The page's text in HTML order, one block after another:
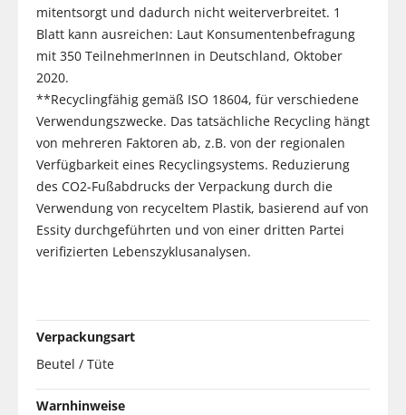
mitentsorgt und dadurch nicht weiterverbreitet. 1
Blatt kann ausreichen: Laut Konsumentenbefragung
mit 350 TeilnehmerInnen in Deutschland, Oktober
2020.
**Recyclingfähig gemäß ISO 18604, für verschiedene
Verwendungszwecke. Das tatsächliche Recycling hängt
von mehreren Faktoren ab, z.B. von der regionalen
Verfügbarkeit eines Recyclingsystems. Reduzierung
des CO2-Fußabdrucks der Verpackung durch die
Verwendung von recyceltem Plastik, basierend auf von
Essity durchgeführten und von einer dritten Partei
verifizierten Lebenszyklusanalysen.
Verpackungsart
Beutel / Tüte
Warnhinweise